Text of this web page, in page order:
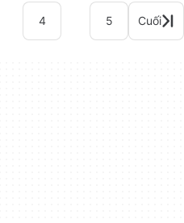
4 5 Cuối